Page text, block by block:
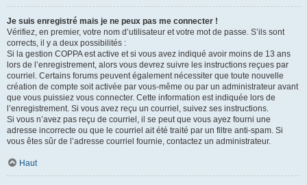
Je suis enregistré mais je ne peux pas me connecter !
Vérifiez, en premier, votre nom d’utilisateur et votre mot de passe. S’ils sont
corrects, il y a deux possibilités :
Si la gestion COPPA est active et si vous avez indiqué avoir moins de 13 ans
lors de l’enregistrement, alors vous devrez suivre les instructions reçues par
courriel. Certains forums peuvent également nécessiter que toute nouvelle
création de compte soit activée par vous-même ou par un administrateur avant
que vous puissiez vous connecter. Cette information est indiquée lors de
l’enregistrement. Si vous avez reçu un courriel, suivez ses instructions.
Si vous n’avez pas reçu de courriel, il se peut que vous ayez fourni une
adresse incorrecte ou que le courriel ait été traité par un filtre anti-spam. Si
vous êtes sûr de l’adresse courriel fournie, contactez un administrateur.
Haut